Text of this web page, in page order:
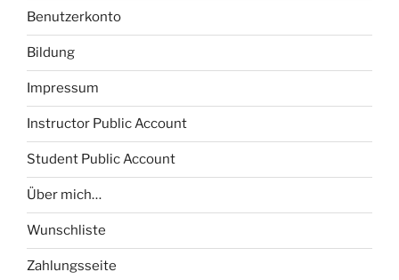
Benutzerkonto
Bildung
Impressum
Instructor Public Account
Student Public Account
Über mich…
Wunschliste
Zahlungsseite